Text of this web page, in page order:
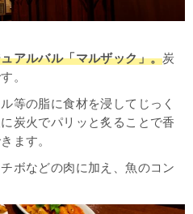
アルバル「マルザック」。炭
。
等の脂に食材を浸してじっく
炭火でパリッと炙ることで香
ます。
ボなどの肉に加え、魚のコン